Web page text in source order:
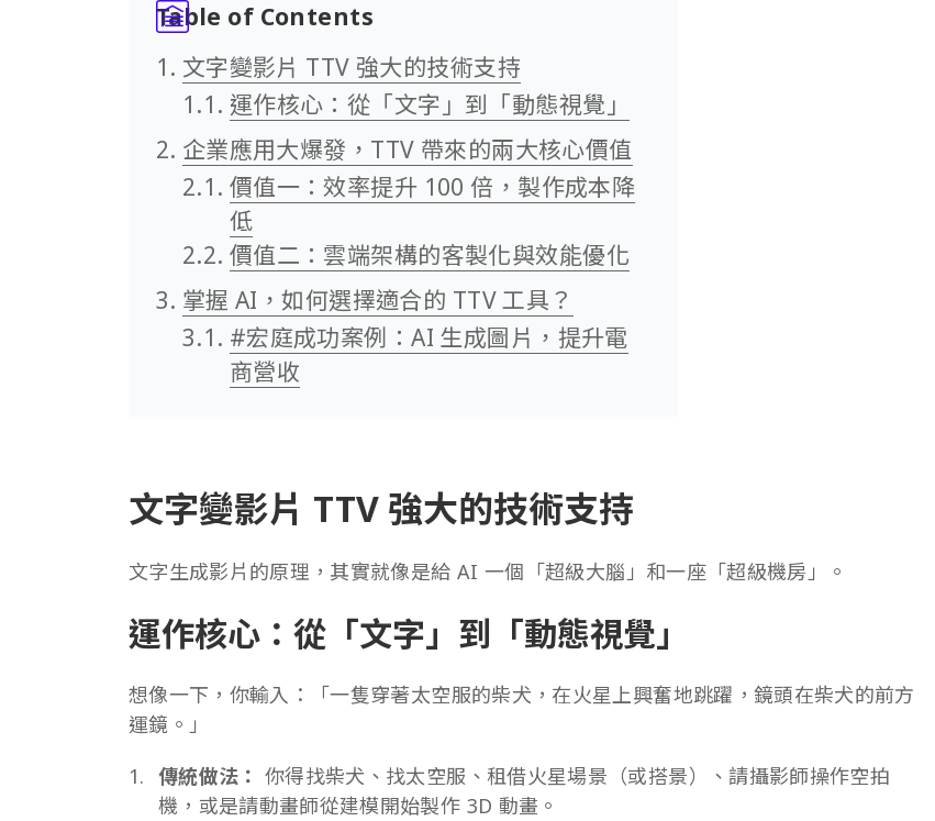
Table of Contents
文字變影片 TTV 強大的技術支持
運作核心：從「文字」到「動態視覺」
企業應用大爆發，TTV 帶來的兩大核心價值
價值一：效率提升 100 倍，製作成本降
低
價值二：雲端架構的客製化與效能優化
掌握 AI，如何選擇適合的 TTV 工具？
#宏庭成功案例：AI 生成圖片，提升電
商營收
文字變影片 TTV 強大的技術支持
文字生成影片的原理，其實就像是給 AI 一個「超級大腦」和一座「超級機房」。
運作核心：從「文字」到「動態視覺」
想像一下，你輸入：「一隻穿著太空服的柴犬，在火星上興奮地跳躍，鏡頭在柴犬的前方
運鏡。」
傳統做法： 你得找柴犬、找太空服、租借火星場景（或搭景）、請攝影師操作空拍
機，或是請動畫師從建模開始製作 3D 動畫。